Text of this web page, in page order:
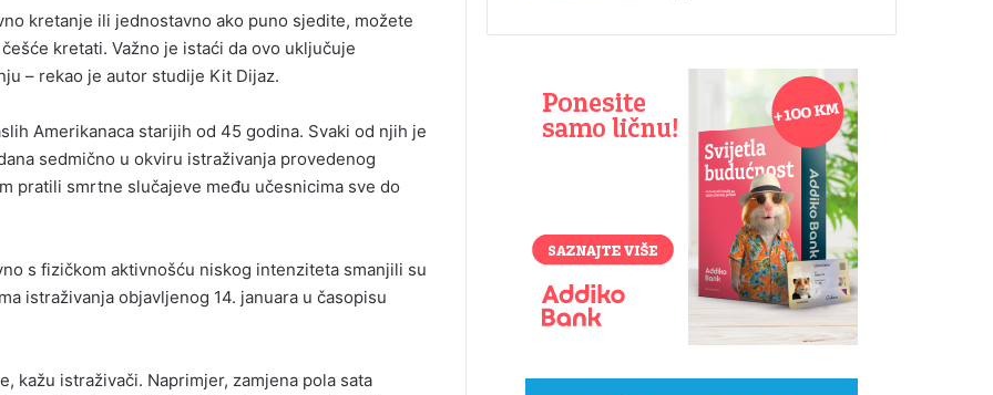
kretanje ili jednostavno ako puno sjedite, možete
kretati. Važno je istaći da ovo uključuje
– rekao je autor studije Kit Dijaz.
Amerikanaca starijih od 45 godina. Svaki od njih je
sedmično u okviru istraživanja provedenog
pratili smrtne slučajeve među učesnicima sve do
s fizičkom aktivnošću niskog intenziteta smanjili su
istraživanja objavljenog 14. januara u časopisu
kažu istraživači. Naprimjer, zamjena pola sata